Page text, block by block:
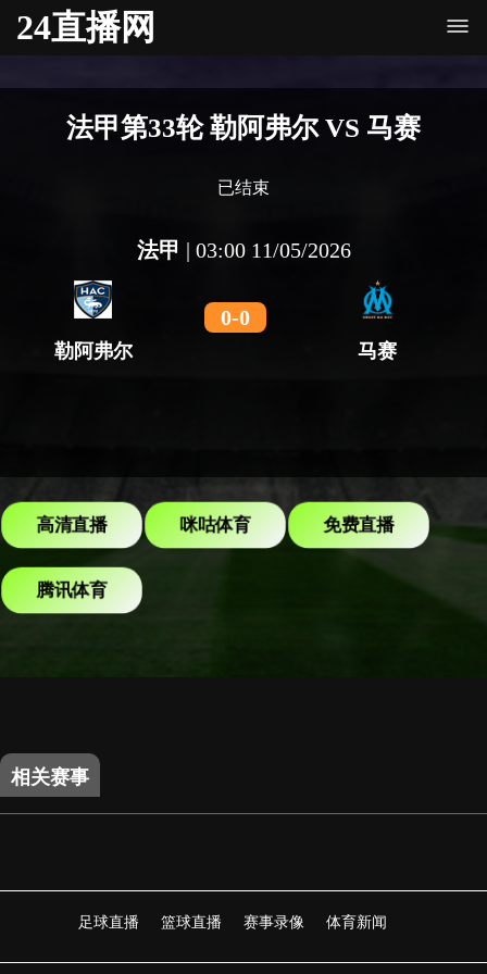
24直播网
法甲第33轮 勒阿弗尔 VS 马赛
已结束
法甲 | 03:00 11/05/2026
勒阿弗尔
0-0
马赛
高清直播 咪咕体育 免费直播
腾讯体育
相关赛事
足球直播 篮球直播 赛事录像 体育新闻